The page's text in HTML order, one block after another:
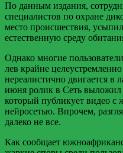
По данным издания,
специалистов по охране
место происшествия,
естественную среду
Однако многие
лев крайне
нереалистично двигается в
июня ролик в Сеть выложил
который публикует видео
нейросетью. Впрочем,
далеко не все.
Как сообщает